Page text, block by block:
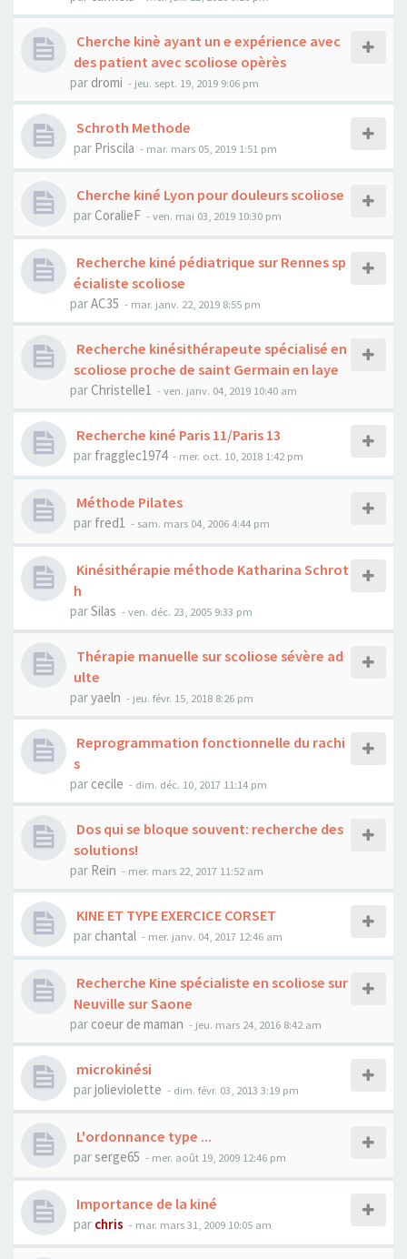
Cherche kinè ayant un e expérience avec
des patient avec scoliose opèrès
par dromi - jeu. sept. 19, 2019 9:06 pm
Schroth Methode
par Priscila - mar. mars 05, 2019 1:51 pm
Cherche kiné Lyon pour douleurs scoliose
par CoralieF - ven. mai 03, 2019 10:30 pm
Recherche kiné pédiatrique sur Rennes sp
écialiste scoliose
parAC35 - mar. janv. 22, 2019 8:55 pm
Recherche kinésithérapeute spécialisé en
scoliose proche de saint Germain en laye
par Christelle1 - ven. janv. 04, 2019 10:40 am
Recherche kiné Paris 11/Paris 13
par fragglec1974 - mer. oct. 10, 2018 1:42 pm
Méthode Pilates
par fred1 - sam. mars 04, 2006 4:44 pm
Kinésithérapie méthode Katharina Schrot
h
parSilas - ven. déc. 23, 2005 9:33 pm
Thérapie manuelle sur scoliose sévère ad
ulte
paryaeln - jeu. févr. 15, 2018 8:26 pm
Reprogrammation fonctionnelle du rachi
s
par cecile - dim. déc. 10, 2017 11:14 pm
Dos qui se bloque souvent: recherche des
solutions!
par Rein - mer. mars 22, 2017 11:52 am
KINE ET TYPE EXERCICE CORSET
par chantal - mer. janv. 04, 2017 12:46 am
Recherche Kine spécialiste en scoliose sur
Neuville sur Saone
par coeur de maman - jeu. mars 24, 2016 8:42 am
microkinési
parjolieviolette - dim. févr. 03, 2013 3:19 pm
L'ordonnance type ...
parserge65 - mer. août 19, 2009 12:46 pm
Importance de la kiné
par chris - mar. mars 31, 2009 10:05 am